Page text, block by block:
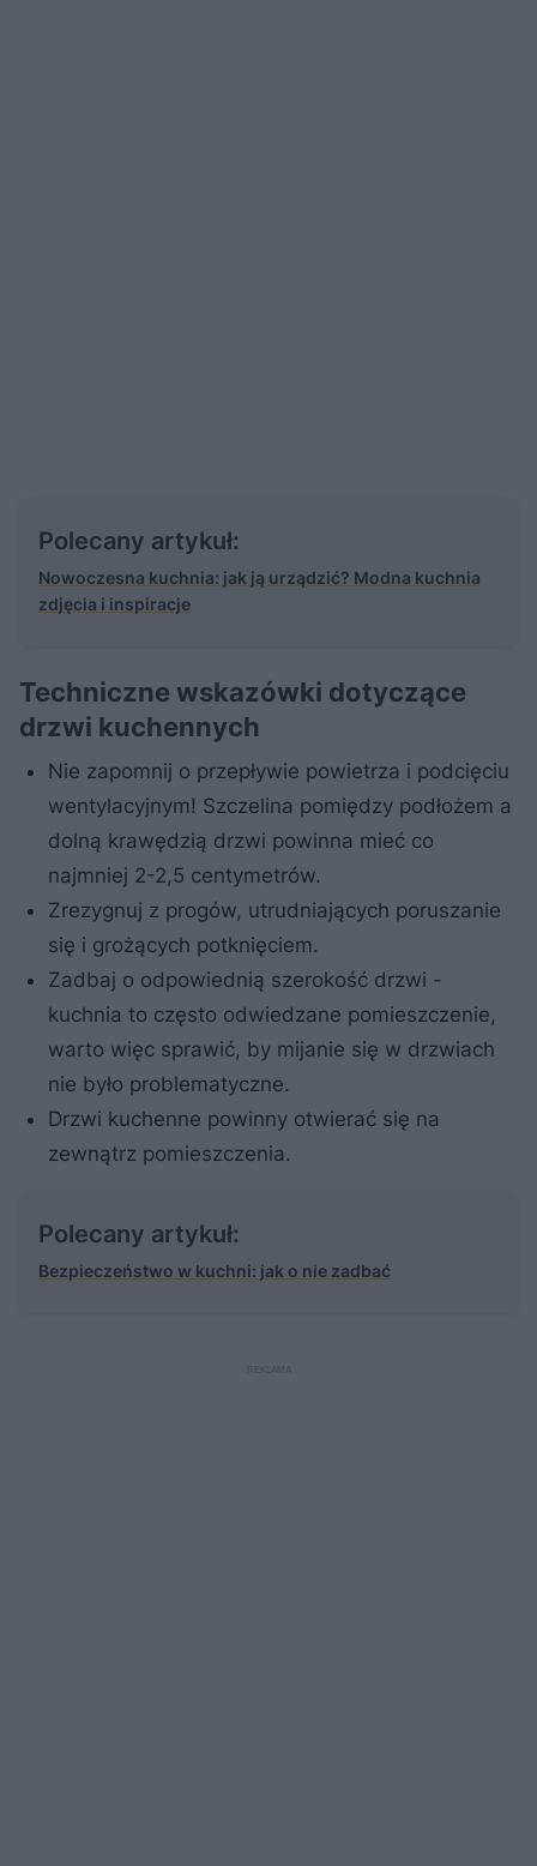
Polecany artykuł:
Nowoczesna kuchnia: jak ją urządzić? Modna kuchnia
zdjęcia i inspiracje
Techniczne wskazówki dotyczące
drzwi kuchennych
Nie zapomnij o przepływie powietrza i podcięciu
wentylacyjnym! Szczelina pomiędzy podłożem a
dolną krawędzią drzwi powinna mieć co
najmniej 2-2,5 centymetrów.
Zrezygnuj z progów, utrudniających poruszanie
się i grożących potknięciem.
Zadbaj o odpowiednią szerokość drzwi -
kuchnia to często odwiedzane pomieszczenie,
warto więc sprawić, by mijanie się w drzwiach
nie było problematyczne.
Drzwi kuchenne powinny otwierać się na
zewnątrz pomieszczenia.
Polecany artykuł:
Bezpieczeństwo w kuchni: jak o nie zadbać